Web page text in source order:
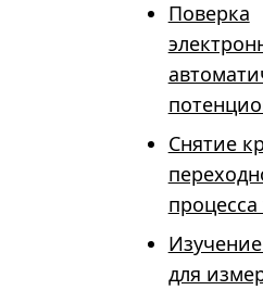
Поверка
Снятие
для